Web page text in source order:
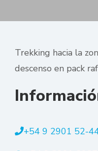
Trekking hacia la
descenso en pack
+54 9 2901 52-